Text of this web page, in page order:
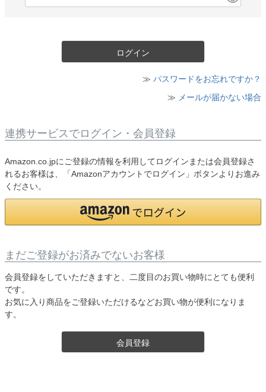
ログイン
≫ パスワードをお忘れですか？
≫ メールが届かない場合
連携サービスでログイン・会員登録
Amazon.co.jpにご登録の情報を利用してログインまたは会員登録さ
れるお客様は、「Amazonアカウントでログイン」ボタンよりお進み
ください。
まだご登録がお済みでないお客様
会員登録をしていただきますと、二度目のお買い物時にとても便利
です。
お気に入り商品をご登録いただけるなどお買い物が便利になりま
す。
会員登録